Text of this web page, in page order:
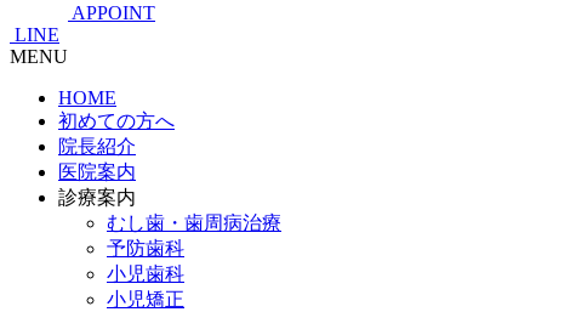
APPOINT
LINE
MENU
HOME
初めての方へ
院長紹介
医院案内
診療案内
むし歯・歯周病治療
予防歯科
小児歯科
小児矯正